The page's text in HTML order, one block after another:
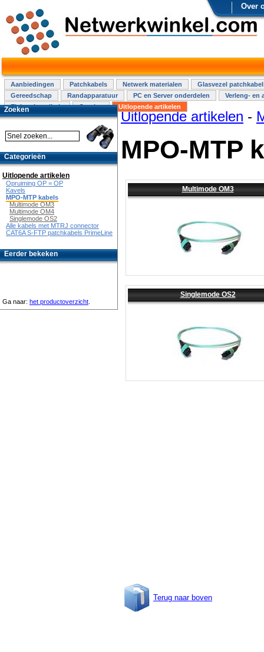
Over
Aanbiedingen Patchkabels Netwerk materialen
Glasvezel
Gereedschap
Randapparatuur PC en Server onderdelen
Verleng- en
Elektra installatie
Overige Uitlopende artikelen
Uitlopende artikelen -
MPO-MTP
Multimode OM3
Singlemode OS2
Terug naar boven
Zoeken
Categorieën
Uitlopende artikelen
Opruiming OP = OP
Kavels
MPO-MTP kabels
Multimode OM3
Multimode OM4
Singlemode OS2
Alle kabels met MTRJ connector
CAT6A S-FTP patchkabels PrimeLine
Eerder bekeken
Ga naar: het productoverzicht